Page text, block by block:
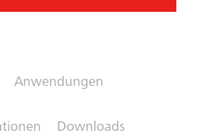
Anwendungen
Downloads